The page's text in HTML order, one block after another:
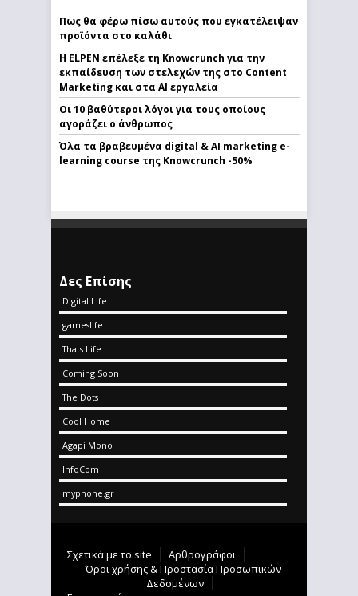
Πως θα φέρω πίσω αυτούς που εγκατέλειψαν
προϊόντα στο καλάθι
Η ELPEN επέλεξε τη Knowcrunch για την
εκπαίδευση των στελεχών της στο Content
Marketing και στα AI εργαλεία
Οι 10 βαθύτεροι λόγοι για τους οποίους
αγοράζει ο άνθρωπος
Όλα τα βραβευμένα digital & AI marketing e-
learning course της Knowcrunch -50%
Δες Επίσης
Digital Life
gameslife
Thats Life
Coming Soon
The Dots
Cool Home
Agapi Mono
InfoCom
myphone.gr
Σχετικά με το site
Αρθρογράφοι
Όροι χρήσης & Προστασία Προσωπικών
Δεδομένων